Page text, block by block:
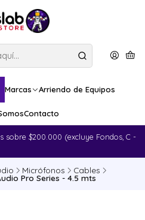
Marcas Arriendo de Equipos
Contacto
sobre $200.000 (excluye Fondos, C -
Micrófonos Cables
Pro Series - 4.5 mts